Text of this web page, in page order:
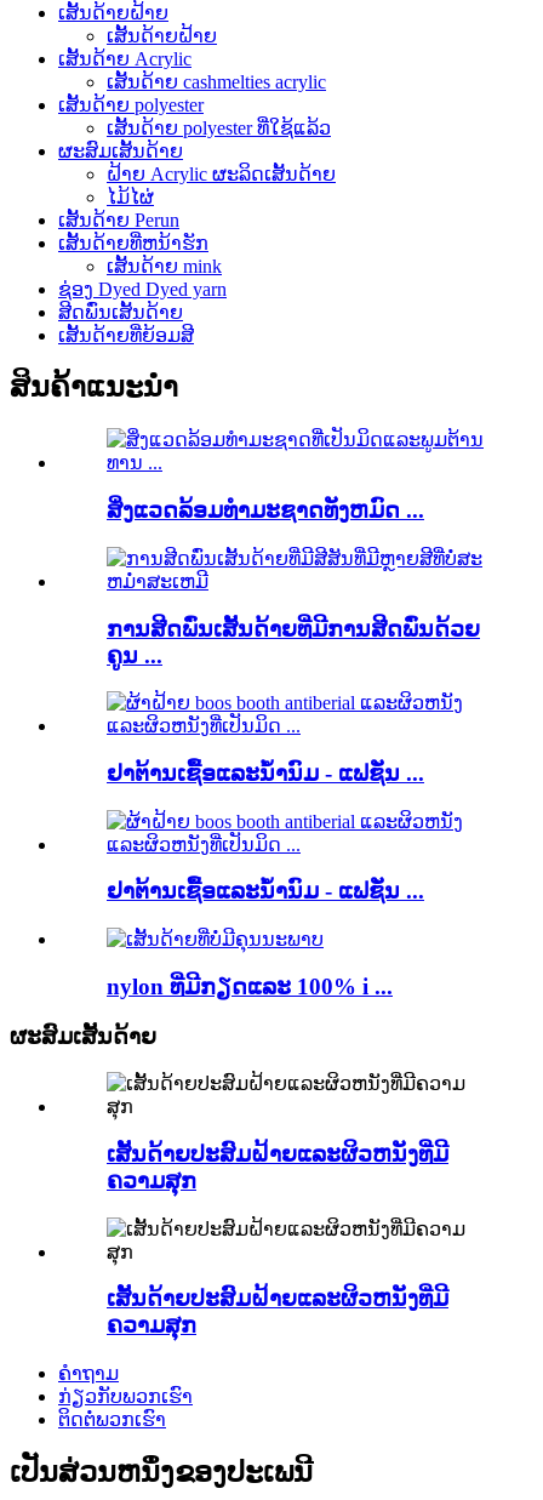
ເສັ້ນດ້າຍຝ້າຍ
ເສັ້ນດ້າຍຝ້າຍ
ເສັ້ນດ້າຍ Acrylic
ເສັ້ນດ້າຍ cashmelties acrylic
ເສັ້ນດ້າຍ polyester
ເສັ້ນດ້າຍ polyester ທີ່ໃຊ້ແລ້ວ
ຜະສົມເສັ້ນດ້າຍ
ຝ້າຍ Acrylic ຜະລິດເສັ້ນດ້າຍ
ໄມ້ໄຜ່
ເສັ້ນດ້າຍ Perun
ເສັ້ນດ້າຍທີ່ຫນ້າຮັກ
ເສັ້ນດ້າຍ mink
ຊ່ອງ Dyed Dyed yarn
ສີດພົ່ນເສັ້ນດ້າຍ
ເສັ້ນດ້າຍທີ່ຍ້ອມສີ
ສິນຄ້າແນະນໍາ
ສິ່ງແວດລ້ອມທໍາມະຊາດທັງຫມົດ ...
ການສີດພົ່ນເສັ້ນດ້າຍທີ່ມີການສີດພົ່ນດ້ວຍ
ຄູນ ...
ຢາຕ້ານເຊື້ອແລະນ້ໍານົມ - ແຟຊັ່ນ ...
ຢາຕ້ານເຊື້ອແລະນ້ໍານົມ - ແຟຊັ່ນ ...
nylon ທີ່ມີກຽດແລະ 100% i ...
ຜະສົມເສັ້ນດ້າຍ
ເສັ້ນດ້າຍປະສົມຝ້າຍແລະຜິວຫນັງທີ່ມີ
ຄວາມສຸກ
ເສັ້ນດ້າຍປະສົມຝ້າຍແລະຜິວຫນັງທີ່ມີ
ຄວາມສຸກ
ຄໍາຖາມ
ກ່ຽວກັບພວກເຮົາ
ຕິດຕໍ່ພວກເຮົາ
ເປັນສ່ວນຫນຶ່ງຂອງປະເພນີ